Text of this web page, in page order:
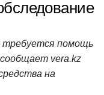
помощь
vera.kz
на